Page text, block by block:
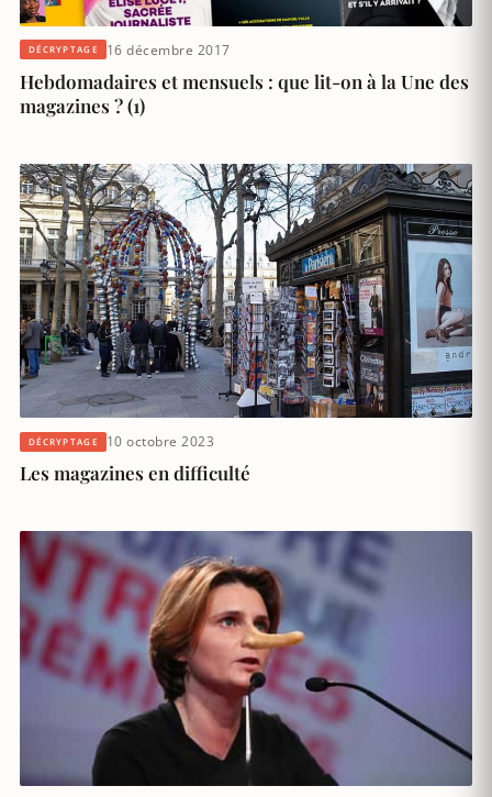
DÉCRYPTAGE 16 décembre 2017
Hebdomadaires et mensuels : que lit-on à la Une des
magazines ? (1)
DÉCRYPTAGE 10 octobre 2023
Les magazines en difficulté